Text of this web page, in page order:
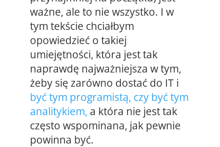
ważne, ale to nie wszystko. I w
tym tekście chciałbym
opowiedzieć o takiej
umiejętności, która jest tak
naprawdę najważniejsza w tym,
żeby się zarówno dostać do IT i
być tym programistą, czy być tym
analitykiem, a która nie jest tak
często wspominana, jak pewnie
powinna być.